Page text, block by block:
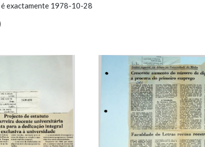
exactamente 1978-10-28